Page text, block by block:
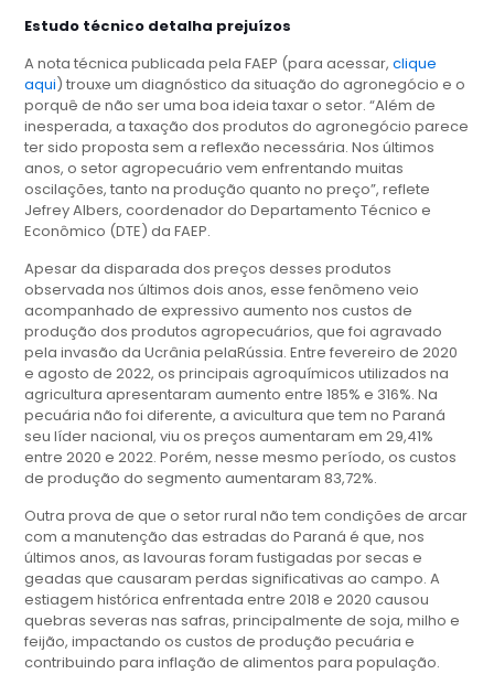
Estudo técnico detalha prejuízos
A nota técnica publicada pela FAEP (para acessar,clique
aqui) trouxe um diagnóstico da situação do agronegócio e o
porquê de não ser uma boa ideia taxar o setor. “Além de
inesperada, a taxação dos produtos do agronegócio parece
ter sido proposta sem a reflexão necessária. Nos últimos
anos, o setor agropecuário vem enfrentando muitas
oscilações, tanto na produção quanto no preço”, reflete
Jefrey Albers, coordenador do Departamento Técnico e
Econômico (DTE) da FAEP.
Apesar da disparada dos preços desses produtos
observada nos últimos dois anos, esse fenômeno veio
acompanhado de expressivo aumento nos custos de
produção dos produtos agropecuários, que foi agravado
pela invasão da Ucrânia pelaRússia. Entre fevereiro de 2020
e agosto de 2022, os principais agroquímicos utilizados na
agricultura apresentaram aumento entre 185% e 316%. Na
pecuária não foi diferente, a avicultura que tem no Paraná
seu líder nacional, viu os preços aumentaram em 29,41%
entre 2020 e 2022. Porém, nesse mesmo período, os custos
de produção do segmento aumentaram 83,72%.
Outra prova de que o setor rural não tem condições de arcar
com a manutenção das estradas do Paraná é que, nos
últimos anos, as lavouras foram fustigadas por secas e
geadas que causaram perdas significativas ao campo. A
estiagem histórica enfrentada entre 2018 e 2020 causou
quebras severas nas safras, principalmente de soja, milho e
feijão, impactando os custos de produção pecuária e
contribuindo para inflação de alimentos para população.